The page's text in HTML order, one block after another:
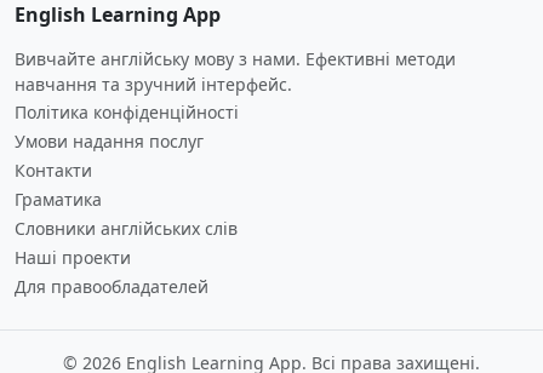
English Learning App
Вивчайте англійську мову з нами. Ефективні методи
навчання та зручний інтерфейс.
Політика конфіденційності
Умови надання послуг
Контакти
Граматика
Словники англійських слів
Наші проекти
Для правообладателей
© 2026 English Learning App. Всі права захищені.